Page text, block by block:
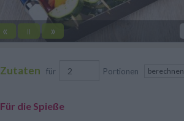
« || »
Zutaten für Portionen berechnen
Für die Spieße